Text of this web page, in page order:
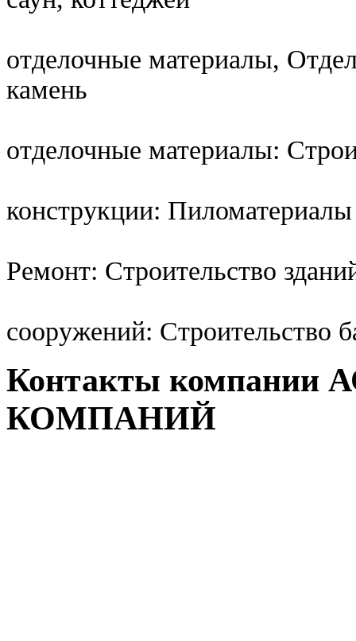
отделочные материалы,
камень
отделочные материалы:
конструкции: Пиломатериалы
Ремонт: Строительство
сооружений: Строительство
Контакты
КОМПАНИЙ